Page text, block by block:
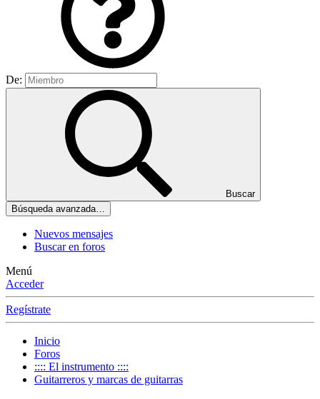
De:
Buscar
Búsqueda avanzada…
Nuevos mensajes
Buscar en foros
Menú
Acceder
Regístrate
Inicio
Foros
:::: El instrumento ::::
Guitarreros y marcas de guitarras